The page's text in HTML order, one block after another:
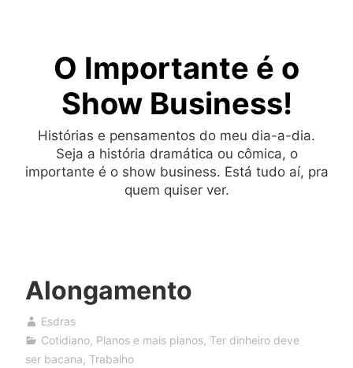
O Importante é o
Show Business!
Histórias e pensamentos do meu dia-a-dia.
Seja a história dramática ou cômica, o
importante é o show business. Está tudo aí, pra
quem quiser ver.
Alongamento
Esdras
Cotidiano, Planos e mais planos, Ter dinheiro deve
ser bacana, Trabalho